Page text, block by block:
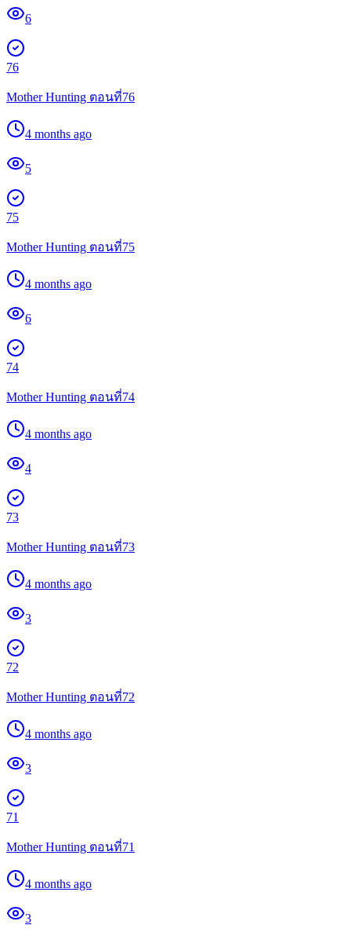
6
76
Mother Hunting ตอนที่76
4 months ago
5
75
Mother Hunting ตอนที่75
4 months ago
6
74
Mother Hunting ตอนที่74
4 months ago
4
73
Mother Hunting ตอนที่73
4 months ago
3
72
Mother Hunting ตอนที่72
4 months ago
3
71
Mother Hunting ตอนที่71
4 months ago
3